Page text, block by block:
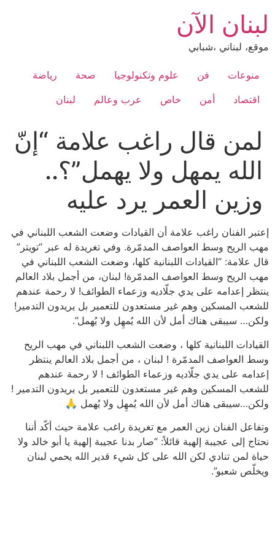
content
لبنان الآن
موقع، لبناني ،شبابي
منوعات فن علوم وتكنولوجيا صحة
رياضة
اقتصاد
أمن خاص عرب وعالم لبنان
لمن قال راغب علامة “إنّ
الله يمهل ولا يهمل”؟..
وزين العمر يرد عليه
إعتبر الفنان راغب علامة أن القيادات وضعت الشعب اللبناني في
مهب الريح وسط العواصف المدمّرة. وفي تغريدة له عبر “تويتر”
قال علامة: “القيادات اللبنانية كلها، وضعت الشعب اللبناني في
مهب الريح وسط العواصف المدمّرة! لبنان، من أجمل بلاد العالم
ينتظر إعدامه على يدي جلّاديه وزعماء الطوائف! لا رحمة عندهم
للشعب المسكين وهم غير مستعدون للتعمير بل يريدون التدمير!
ولكن… سيبقى هناك أمل لأن الله يُمهِل ولا يُهمل”.
القيادات اللبنانية كلها ، وضعت الشعب اللبناني في مهب الريح
وسط العواصف المدمّرة ! لبنان ، من أجمل بلاد العالم ينتظر
إعدامه على يدي جلّاديه وزعماء الطوائف ! لا رحمة عندهم
للشعب المسكين وهم غير مستعدون للتعمير بل يريدون التدمير !
ولكن…سيبقى هناك أمل لأن الله يُمهِل ولا يُهمل 🙏
وتفاعل الفنان زين العمر مع تغريدة راغب علامة حيث أكّد أننا
نحتاج إلى عجيبة إلهية قائلاً: “صار بدنا عجيبة إلهية يا أبو خالد ولا
حياة لمن تنادي لكن الله على كل شيء قدير الله يحمي لبنان
ويخلّص شعبو”.